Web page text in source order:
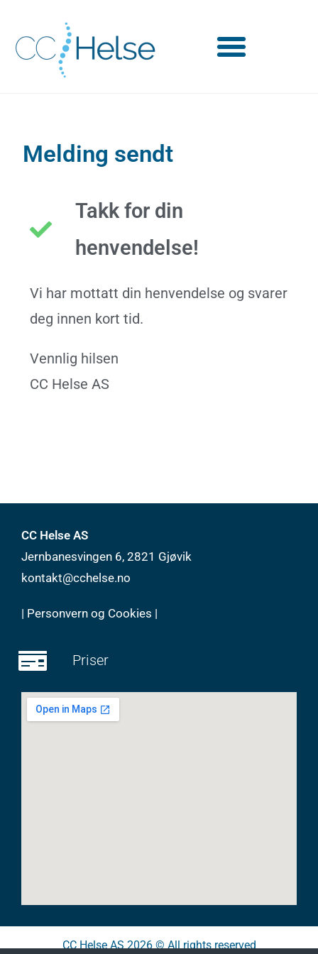
Melding sendt
Takk for din
henvendelse!
Vi har mottatt din henvendelse og svarer
deg innen kort tid.
Vennlig hilsen
CC Helse AS
CC Helse AS
Jernbanesvingen 6, 2821 Gjøvik
kontakt@cchelse.no
| Personvern og Cookies |
Priser
CC Helse AS 2026 © All rights reserved